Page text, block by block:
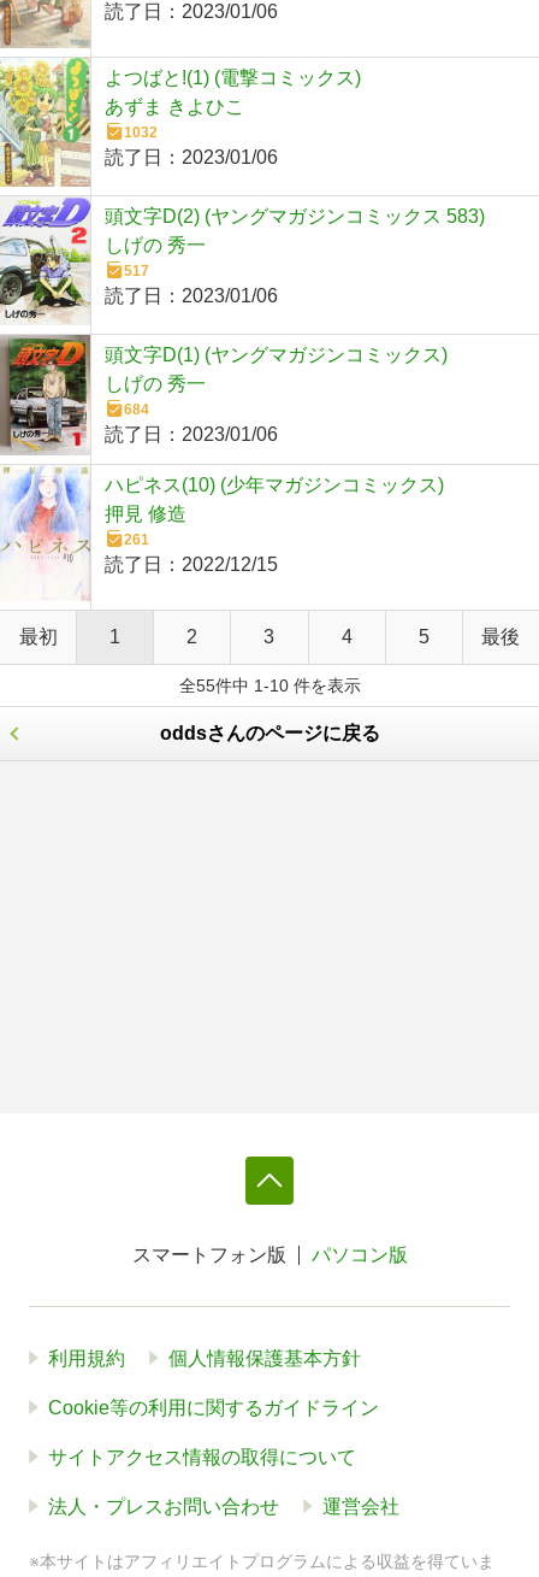
読了日： 2023/01/06
よつばと!(1) (電撃コミックス)
あずま きよひこ
1032
読了日： 2023/01/06
頭文字D(2) (ヤングマガジンコミックス 583)
しげの 秀一
517
読了日： 2023/01/06
頭文字D(1) (ヤングマガジンコミックス)
しげの 秀一
684
読了日： 2023/01/06
ハピネス(10) (少年マガジンコミックス)
押見 修造
261
読了日： 2022/12/15
最初 1 2 3 4 5 最後
全55件中 1-10 件を表示
oddsさんのページに戻る
スマートフォン版 パソコン版
利用規約 個人情報保護基本方針
Cookie等の利用に関するガイドライン
サイトアクセス情報の取得について
法人・プレスお問い合わせ 運営会社
※本サイトはアフィリエイトプログラムによる収益を得ていま